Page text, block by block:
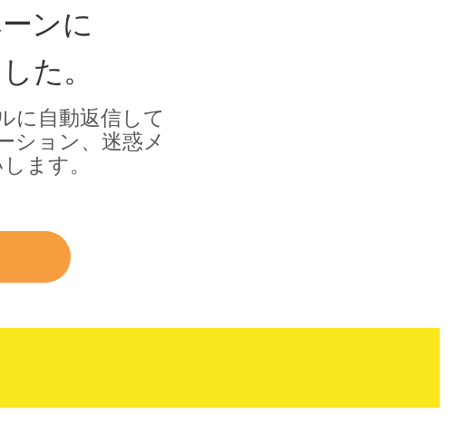
ンに
た。
に自動返信して
ション、迷惑メ
ます。